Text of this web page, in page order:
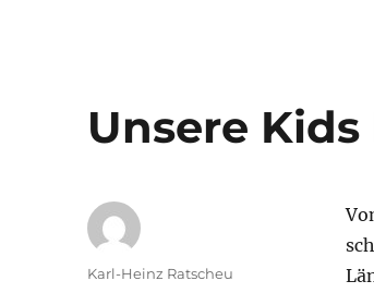
Unsere
Autor
Karl-Heinz Ratscheu